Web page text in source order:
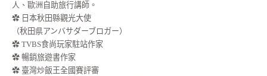
人、歐洲自助旅行講師。
✿ 日本秋田縣觀光大使
（秋田県アンバサダーブロガー）
✿ TVBS食尚玩家駐站作家
✿ 暢銷旅遊書作家
✿ 臺灣炒飯王全國賽評審